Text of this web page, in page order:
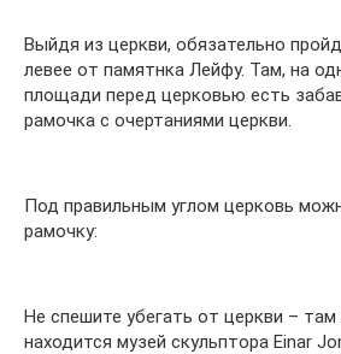
Выйдя из церкви, обязательно
левее от памятнка Лейфу. Там, на
площади перед церковью есть
рамочка с очертаниями церкви.
Под правильным углом церковь
рамочку:
Не спешите убегать от церкви –
находится музей скульптора Einar